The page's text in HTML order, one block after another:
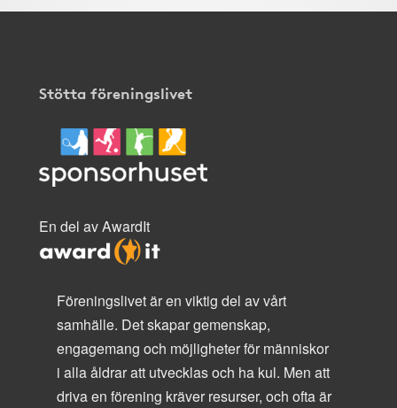
Stötta föreningslivet
En del av AwardIt
Föreningslivet är en viktig del av vårt
samhälle. Det skapar gemenskap,
engagemang och möjligheter för människor
i alla åldrar att utvecklas och ha kul. Men att
driva en förening kräver resurser, och ofta är